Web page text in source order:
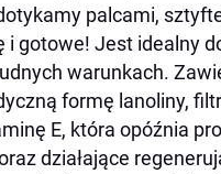
palcami,
i gotowe! Jest idealny
warunkach.
formę lanoliny,
E, która opóźnia
działające